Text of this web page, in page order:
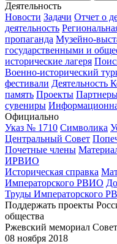
Деятельность
Новости Задачи Отчет о
деятельность
пропаганда Музейно-
государственными и
исторические лагеря
Военно-исторический
фестивали Деятельность
память Проекты
сувениры
Официально
Указ № 1710 Символика
Центральный Совет
Почетные члены
ИРВИО
Историческая справка
Императорского РВИО
Труды Императорского
Поддержать проекты
общества
Ржевский мемориал
08 ноября 2018